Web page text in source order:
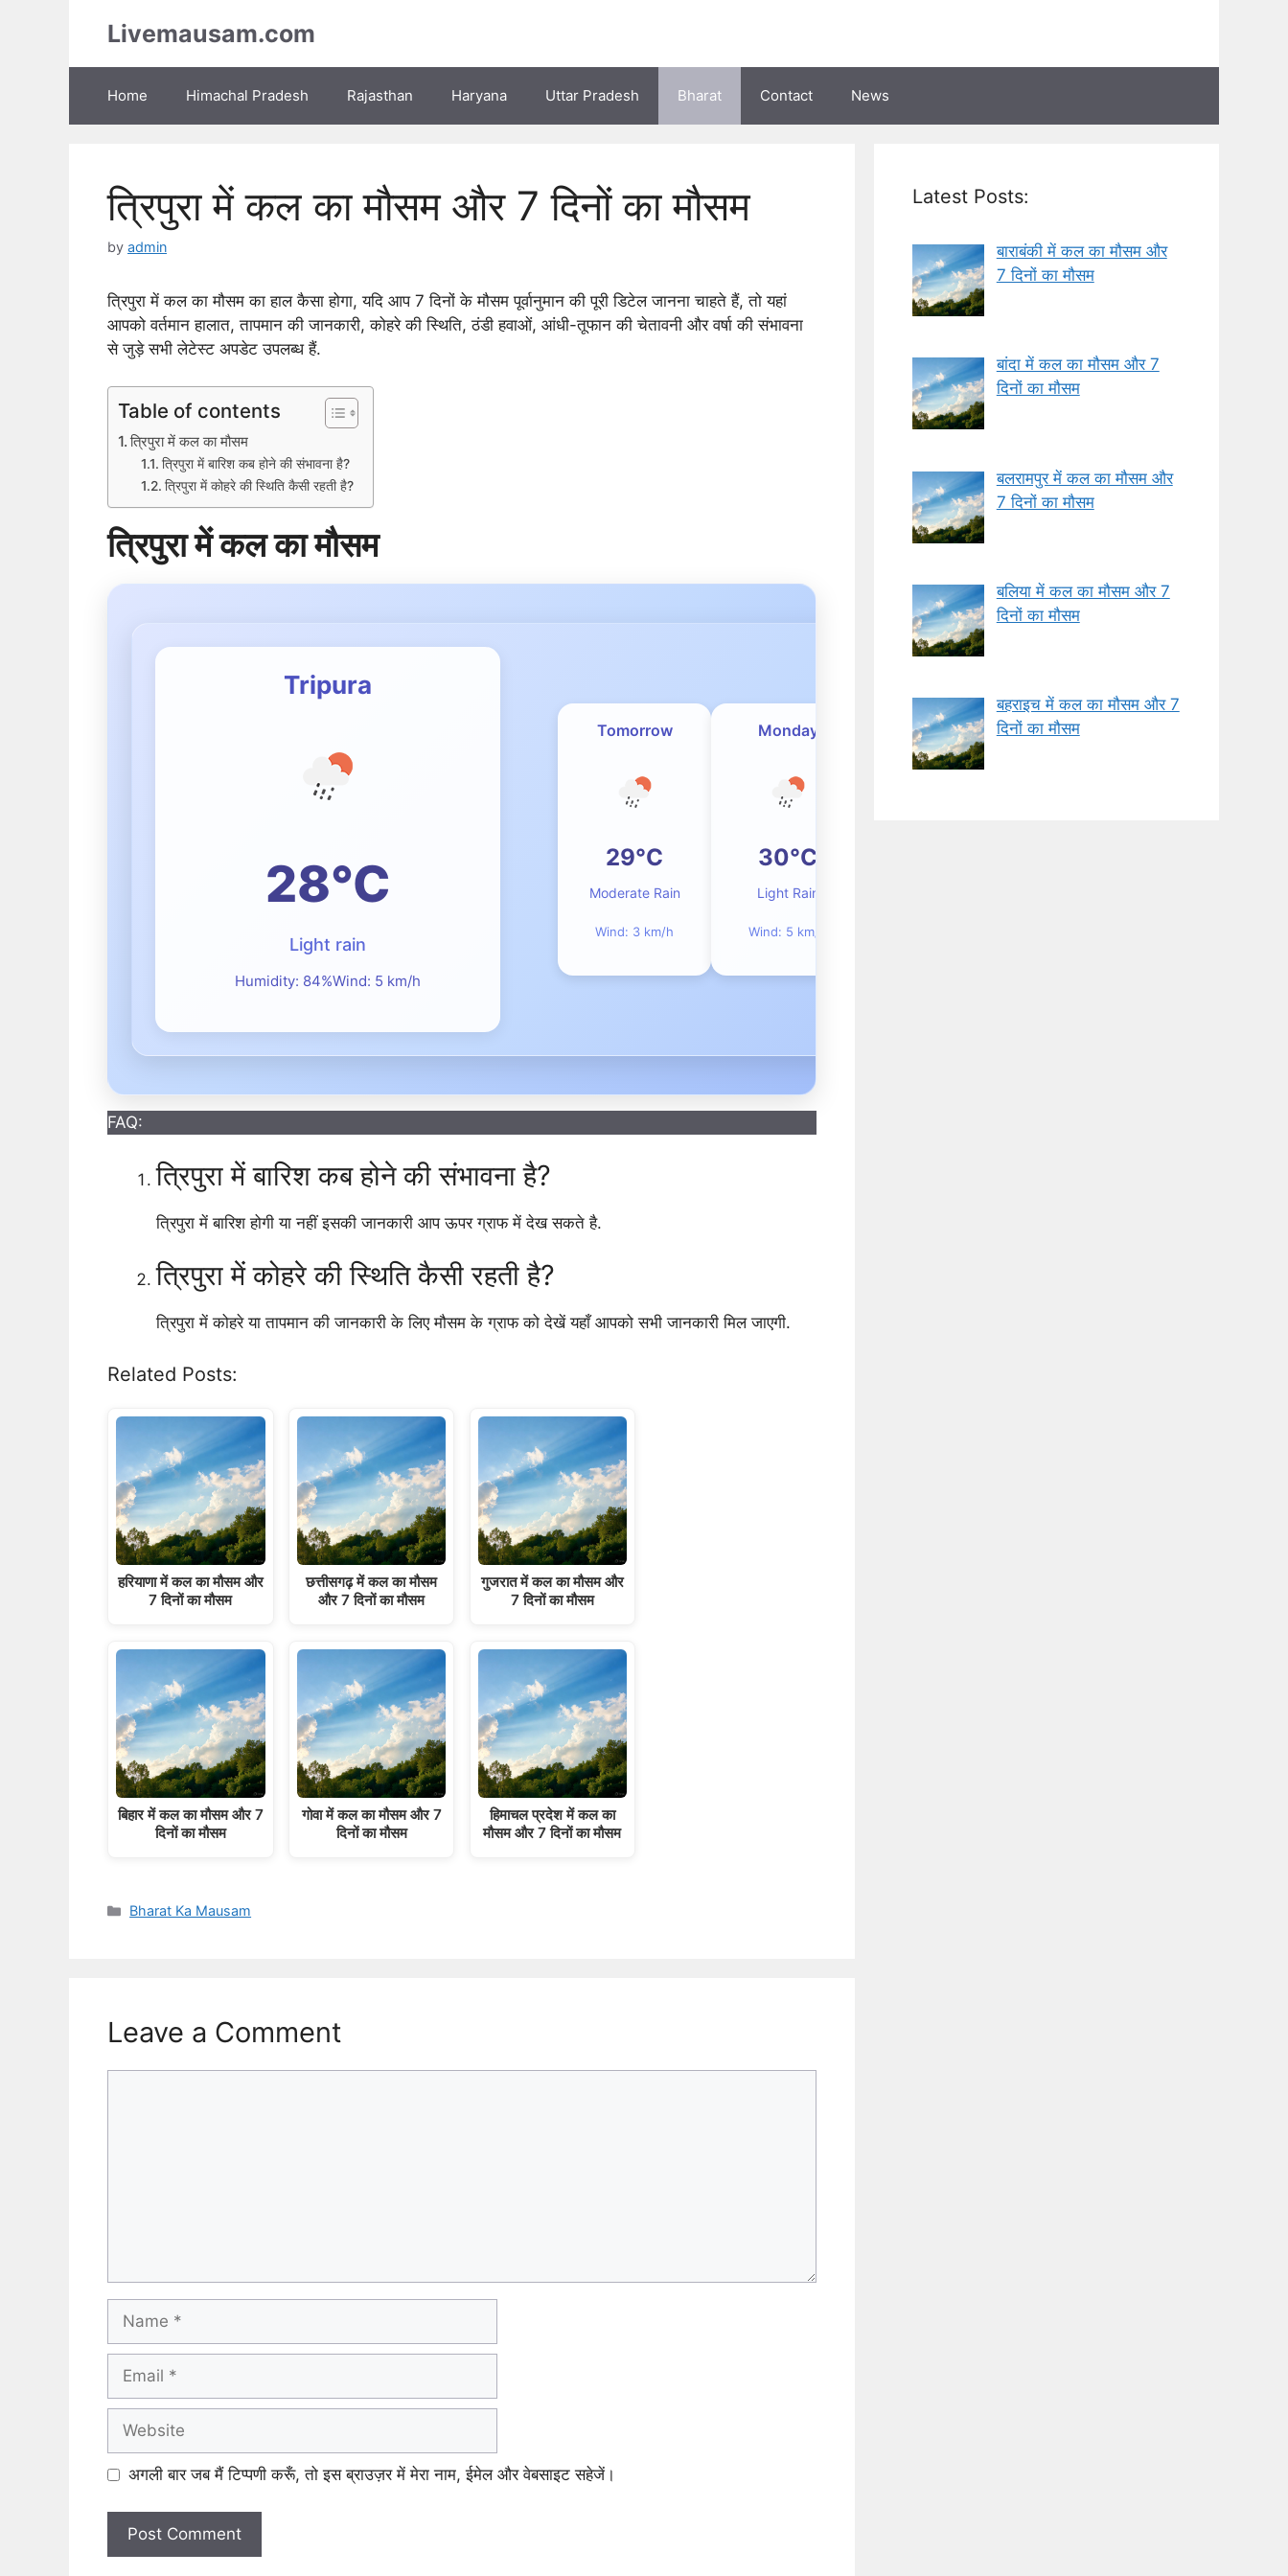
Livemausam.com
Home Himachal Pradesh Rajasthan Haryana Uttar Pradesh Bharat Contact News
त्रिपुरा में कल का मौसम और 7 दिनों का मौसम
by admin
त्रिपुरा में कल का मौसम का हाल कैसा होगा, यदि आप 7 दिनों के मौसम पूर्वानुमान की पूरी डिटेल जानना चाहते हैं, तो यहां
आपको वर्तमान हालात, तापमान की जानकारी, कोहरे की स्थिति, ठंडी हवाओं, आंधी-तूफान की चेतावनी और वर्षा की संभावना
से जुड़े सभी लेटेस्ट अपडेट उपलब्ध हैं.
Table of contents
त्रिपुरा में कल का मौसम
त्रिपुरा में बारिश कब होने की संभावना है?
त्रिपुरा में कोहरे की स्थिति कैसी रहती है?
त्रिपुरा में कल का मौसम
Tripura
28°C
Light rain
Humidity: 84%Wind: 5 km/h
Tomorrow
29°C
Moderate Rain
Wind: 3 km/h
Monday
30°C
Light Rain
Wind: 5 km/h
Tuesday Wednesday
FAQ:
त्रिपुरा में बारिश कब होने की संभावना है?
त्रिपुरा में बारिश होगी या नहीं इसकी जानकारी आप ऊपर ग्राफ में देख सकते है.
त्रिपुरा में कोहरे की स्थिति कैसी रहती है?
त्रिपुरा में कोहरे या तापमान की जानकारी के लिए मौसम के ग्राफ को देखें यहाँ आपको सभी जानकारी मिल जाएगी.
Related Posts:
हरियाणा में कल का मौसम और
7 दिनों का मौसम
बिहार में कल का मौसम और 7
दिनों का मौसम
छत्तीसगढ़ में कल का मौसम
और 7 दिनों का मौसम
गोवा में कल का मौसम और 7
दिनों का मौसम
गुजरात में कल का मौसम और
7 दिनों का मौसम
हिमाचल प्रदेश में कल का
मौसम और 7 दिनों का मौसम
Categories
Bharat Ka Mausam
Leave a Comment
Name
Email
Website
अगली बार जब मैं टिप्पणी करूँ, तो इस ब्राउज़र में मेरा नाम, ईमेल और वेबसाइट सहेजें।
Latest Posts:
बाराबंकी में कल का मौसम और
7 दिनों का मौसम
बांदा में कल का मौसम और 7
दिनों का मौसम
बलरामपुर में कल का मौसम और
7 दिनों का मौसम
बलिया में कल का मौसम और 7
दिनों का मौसम
बहराइच में कल का मौसम और 7
दिनों का मौसम